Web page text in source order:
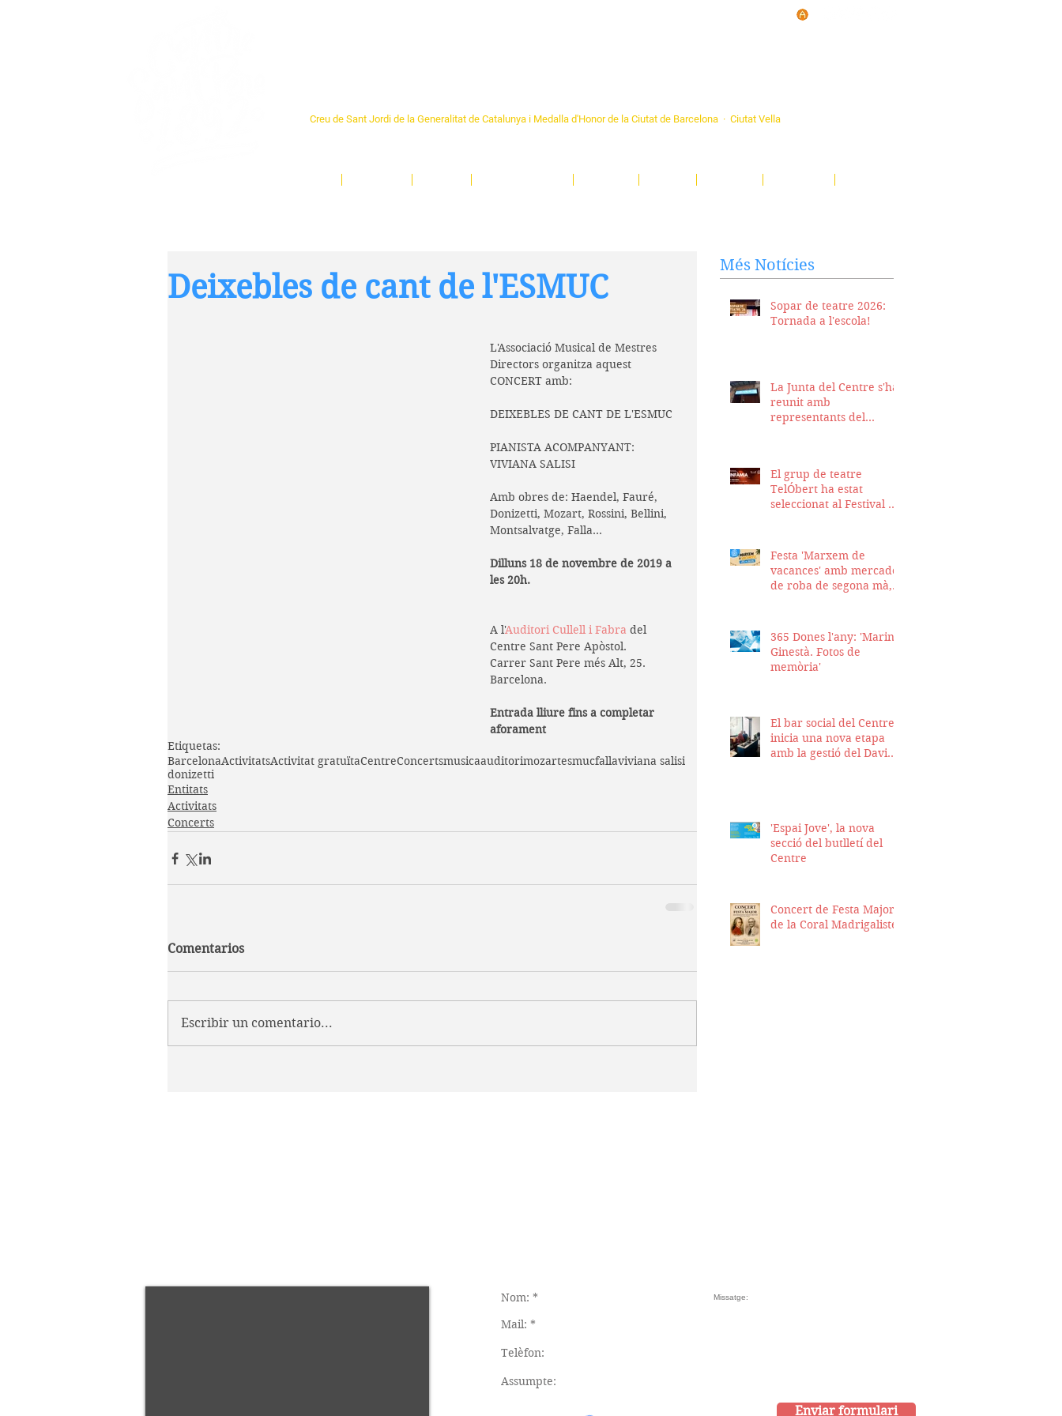
Creu de Sant Jordi de la Generalitat de Catalunya i Medalla d'Honor de la Ciutat de Barcelona · Ciutat Vella
Deixebles de cant de l'ESMUC
L'Associació Musical de Mestres
Directors organitza aquest
CONCERT amb:
DEIXEBLES DE CANT DE L'ESMUC
PIANISTA ACOMPANYANT:
VIVIANA SALISI
Amb obres de: Haendel, Fauré,
Donizetti, Mozart, Rossini, Bellini,
Montsalvatge, Falla...
Dilluns 18 de novembre de 2019 a
les 20h.
A l'Auditori Cullell i Fabra del
Centre Sant Pere Apòstol.
Carrer Sant Pere més Alt, 25.
Barcelona.
Entrada lliure fins a completar
aforament
Etiquetas:
BarcelonaActivitatsActivitat gratuïtaCentreConcertsmusicaauditorimozartesmucfallaviviana salisi
donizetti
Entitats
Activitats
Concerts
Comentarios
Escribir un comentario...
Més Notícies
Sopar de teatre 2026:
Tornada a l'escola!
La Junta del Centre s'ha
reunit amb
representants del
nostra seu
El grup de teatre
TelÓbert ha estat
seleccionat al Festival de
Festa 'Marxem de
vacances' amb mercadet
de roba de segona mà,
365 Dones l'any: 'Marina
Ginestà. Fotos de
memòria'
El bar social del Centre
inicia una nova etapa
amb la gestió del David
'Espai Jove', la nova
secció del butlletí del
Centre
Concert de Festa Major
de la Coral Madrigalistes
Enviar formulari